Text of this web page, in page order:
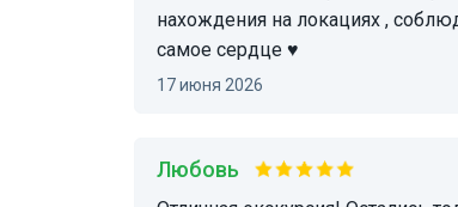
нахождения на локациях ,
самое сердце ♥️
17 июня 2026
Любовь